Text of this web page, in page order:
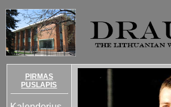
PIRMAS
PUSLAPIS